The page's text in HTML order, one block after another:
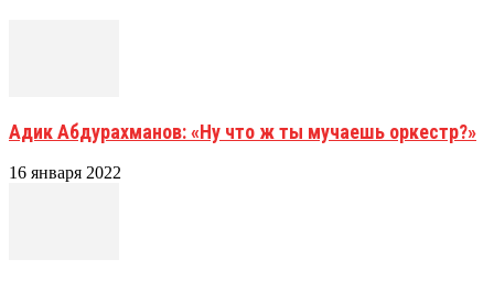
Адик Абдурахманов: «Ну что ж ты мучаешь оркестр?»
16 января 2022